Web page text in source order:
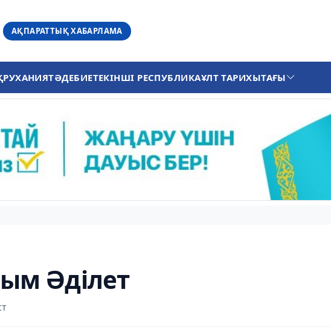
АҚПАРАТТЫҚ ХАБАРЛАМА
РУХАНИЯТӘДЕБИЕТЕКІНШІ РЕСПУБЛИКАҰЛТ ТАРИХЫТАҒЫ
Әділет